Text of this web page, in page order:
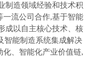
制造领域经验和技术积
一流公司合作,基于智能
成以自主核心技术、核
智能制造系统集成解决
、智能化产业价值链,